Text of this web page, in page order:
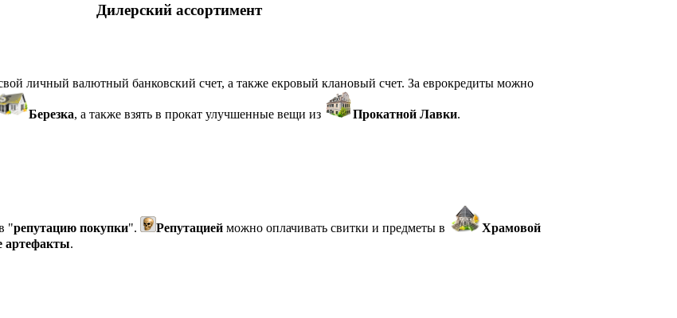
Дилерский ассортимент
личный валютный банковский счет, а также екровый клановый счет. За еврокредиты можно
Березка, а также взять в прокат улучшенные вещи из Прокатной Лавки.
"репутацию покупки". Репутацией можно оплачивать свитки и предметы в
Храмовой
.